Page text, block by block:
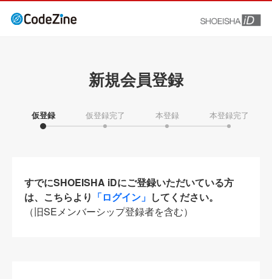
新規会員登録
仮登録 仮登録完了 本登録 本登録完了
すでにSHOEISHA iDにご登録いただいている方
は、こちらより 「ログイン」 してください。
（旧SEメンバーシップ登録者を含む）